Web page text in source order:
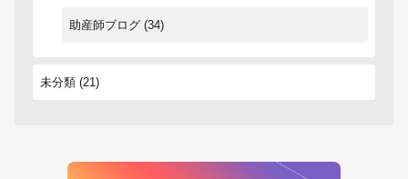
助産師ブログ (34)
未分類 (21)